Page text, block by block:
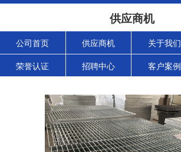
供应商机
公司首页 供应商机 关于我们
荣誉认证 招聘中心 客户案例